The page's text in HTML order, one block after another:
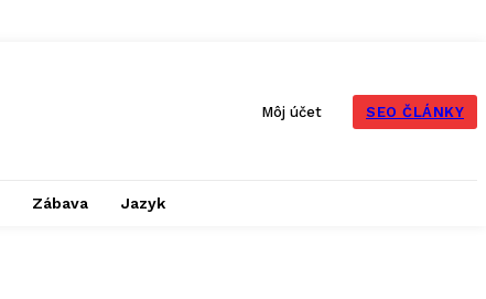
Môj účet SEO ČLÁNKY
Zábava Jazyk